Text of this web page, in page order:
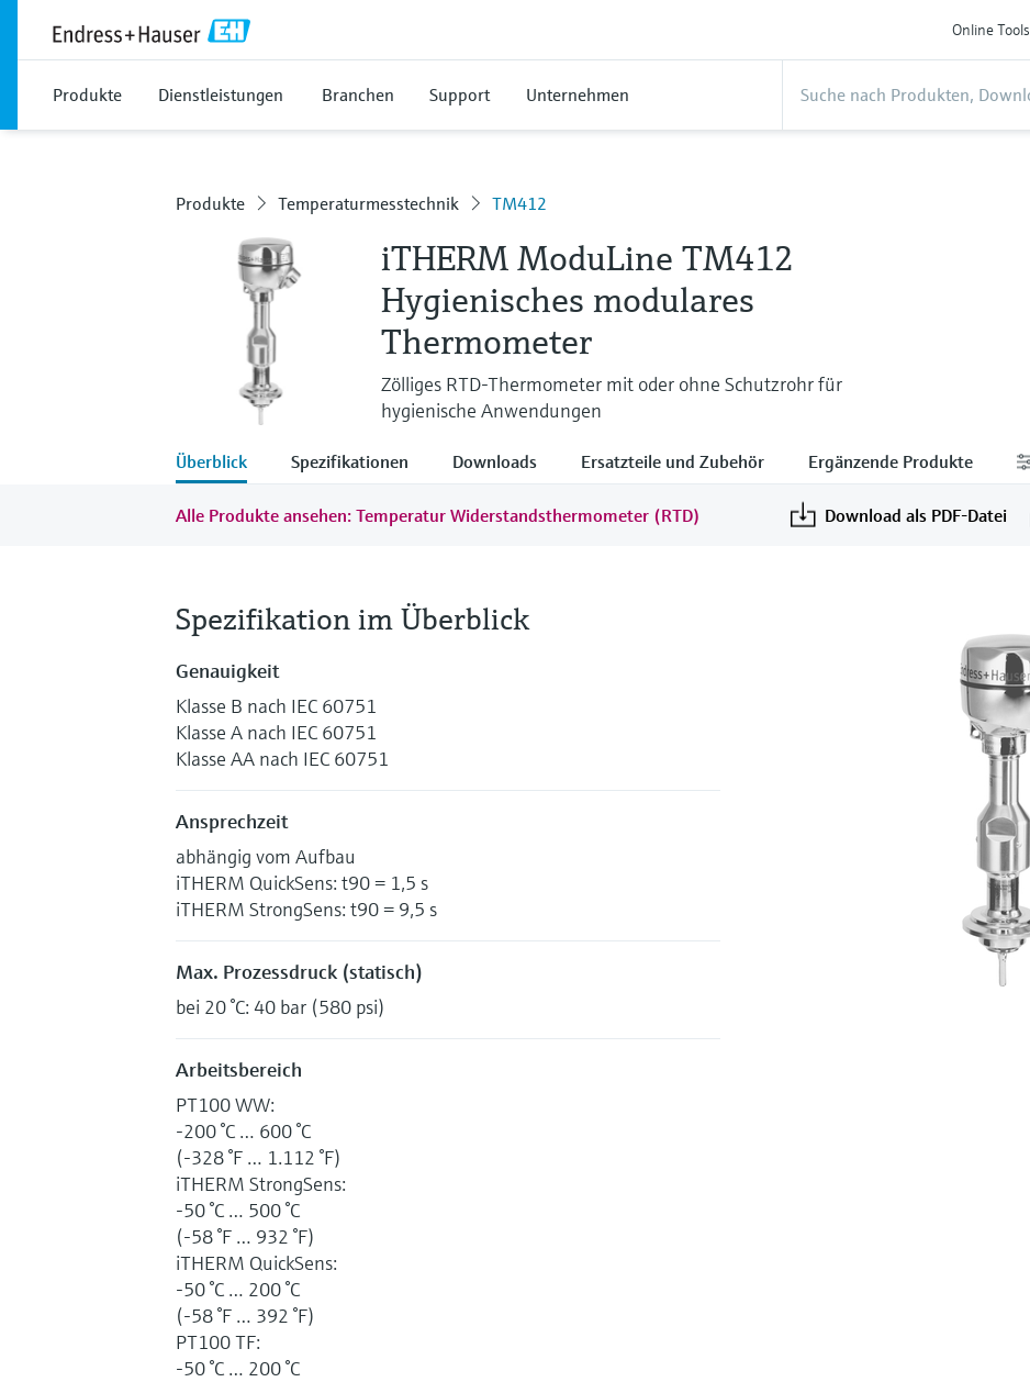
Online Tools
Produkte Dienstleistungen Branchen Support Unternehmen
Produkte Temperaturmesstechnik TM412
iTHERM ModuLine TM412
Hygienisches modulares
Thermometer
Zölliges RTD-Thermometer mit oder ohne Schutzrohr für
hygienische Anwendungen
Überblick Spezifikationen Downloads Ersatzteile und Zubehör Ergänzende Produkte
Alle Produkte ansehen: Temperatur Widerstandsthermometer (RTD) Download als PDF-Datei
Spezifikation im Überblick
Genauigkeit
Klasse B nach IEC 60751
Klasse A nach IEC 60751
Klasse AA nach IEC 60751
Ansprechzeit
abhängig vom Aufbau
iTHERM QuickSens: t90 = 1,5 s
iTHERM StrongSens: t90 = 9,5 s
Max. Prozessdruck (statisch)
bei 20 °C: 40 bar (580 psi)
Arbeitsbereich
PT100 WW:
-200 °C … 600 °C
(-328 °F … 1.112 °F)
iTHERM StrongSens:
-50 °C … 500 °C
(-58 °F … 932 °F)
iTHERM QuickSens:
-50 °C … 200 °C
(-58 °F … 392 °F)
PT100 TF:
-50 °C … 200 °C